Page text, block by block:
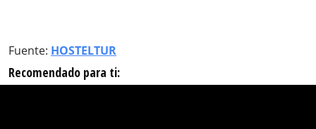
Fuente: HOSTELTUR
Recomendado para ti: